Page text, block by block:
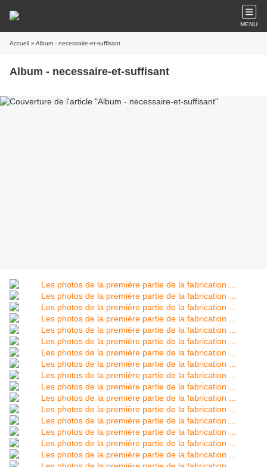
MENU
Accueil » Album - necessaire-et-suffisant
Album - necessaire-et-suffisant